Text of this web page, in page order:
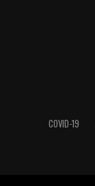
COVID-19